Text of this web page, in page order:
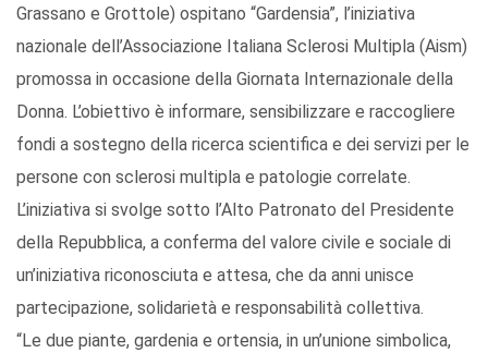
Grassano e Grottole) ospitano “Gardensia”, l’iniziativa
nazionale dell’Associazione Italiana Sclerosi Multipla (Aism)
promossa in occasione della Giornata Internazionale della
Donna. L’obiettivo è informare, sensibilizzare e raccogliere
fondi a sostegno della ricerca scientifica e dei servizi per le
persone con sclerosi multipla e patologie correlate.
L’iniziativa si svolge sotto l’Alto Patronato del Presidente
della Repubblica, a conferma del valore civile e sociale di
un’iniziativa riconosciuta e attesa, che da anni unisce
partecipazione, solidarietà e responsabilità collettiva.
“Le due piante, gardenia e ortensia, in un’unione simbolica,